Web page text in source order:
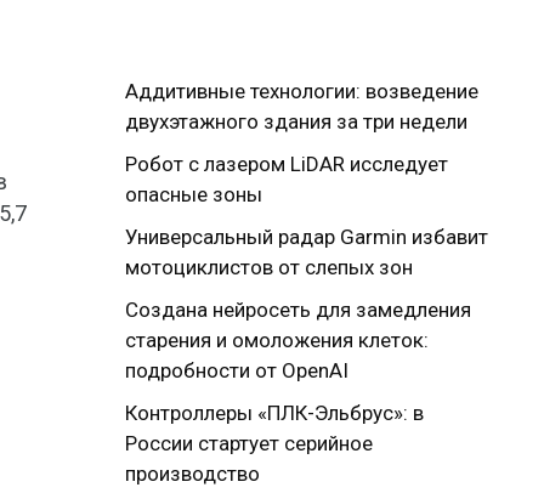
Аддитивные технологии: возведение
двухэтажного здания за три недели
Робот с лазером LiDAR исследует
опасные зоны
Универсальный радар Garmin избавит
мотоциклистов от слепых зон
Создана нейросеть для замедления
старения и омоложения клеток:
подробности от OpenAI
Контроллеры «ПЛК-Эльбрус»: в
России стартует серийное
производство